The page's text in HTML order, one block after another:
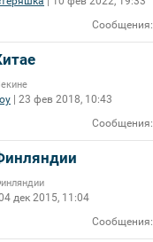
Сообщения:
| 23 фев 2018, 10:43
Сообщения:
04 дек 2015, 11:04
Сообщения: